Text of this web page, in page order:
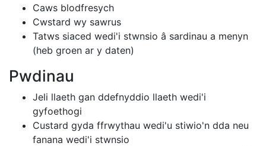
Caws blodfresych
Cwstard wy sawrus
Tatws siaced wedi'i stwnsio â sardinau a menyn
(heb groen ar y daten)
Pwdinau
Jeli llaeth gan ddefnyddio llaeth wedi'i
gyfoethogi
Custard gyda ffrwythau wedi'u stiwio'n dda neu
fanana wedi'i stwnsio